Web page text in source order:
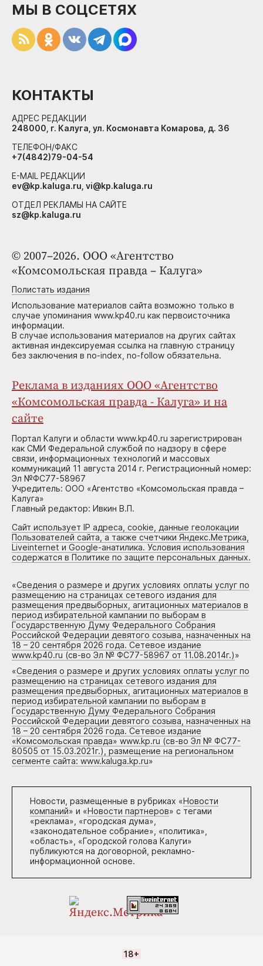
© 2007–2026. ООО «Агентство
«Комсомольская правда – Калуга»
Полистать издания
Использование материалов сайта возможно только в
случае упоминания www.kp40.ru как первоисточника
информации.
В случае использования материалов на других сайтах
активная индексируемая ссылка на главную страницу
без заключения в no-index, no-follow обязательна.
Реклама в изданиях ООО «Агентство
«Комсомольская правда - Калуга» и на
сайте
Портал Калуги и области www.kp40.ru зарегистрирован
как СМИ Федеральной службой по надзору в сфере
связи, информационных технологий и массовых
коммуникаций 11 августа 2014 г. Регистрационный номер:
Эл №ФС77-58967
Учредитель: ООО «Агентство «Комсомольская правда –
Калуга»
Главный редактор: Ивкин В.П.
Сайт использует IP адреса, cookie, данные геолокации
Пользователей сайта, а также счетчики Яндекс.Метрика,
Liveinternet и Google-анатилика. Условия использования
содержатся в Политике по защите персональных данных.
«Сведения о размере и других условиях оплаты услуг по
размещению на страницах сетевого издания для
размещения предвыборных, агитационных материалов в
период избирательной кампании по выборам в
Государственную Думу Федерального Собрания
Российской Федерации девятого созыва, назначенных на
18 – 20 сентября 2026 года. Сетевое издание
www.kp40.ru (св-во Эл № ФС77-58967 от 11.08.2014г.)»
«Сведения о размере и других условиях оплаты услуг по
размещению на страницах сетевого издания для
размещения предвыборных, агитационных материалов в
период избирательной кампании по выборам в
Государственную Думу Федерального Собрания
Российской Федерации девятого созыва, назначенных на
18 – 20 сентября 2026 года. Сетевое издание
«Комсомольская правда» www.kp.ru (св-во Эл № ФС77-
80505 от 15.03.2021г.), размещение на региональном
сегменте сайта: www.kaluga.kp.ru»
Новости, размещенные в рубриках «Новости
компаний» и «Новости партнеров» с тегами
«реклама», «городская дума»,
«законодательное собрание», «политика»,
«область», «Городской голова Калуги»
публикуются на договорной, рекламно-
информационной основе.
МЫ В СОЦСЕТЯХ
КОНТАКТЫ
АДРЕС РЕДАКЦИИ
248000, г. Калуга, ул. Космонавта Комарова, д. 36
ТЕЛЕФОН/ФАКС
+7(4842)79-04-54
E-MAIL РЕДАКЦИИ
ev@kp.kaluga.ru, vi@kp.kaluga.ru
ОТДЕЛ РЕКЛАМЫ НА САЙТЕ
sz@kp.kaluga.ru
18+